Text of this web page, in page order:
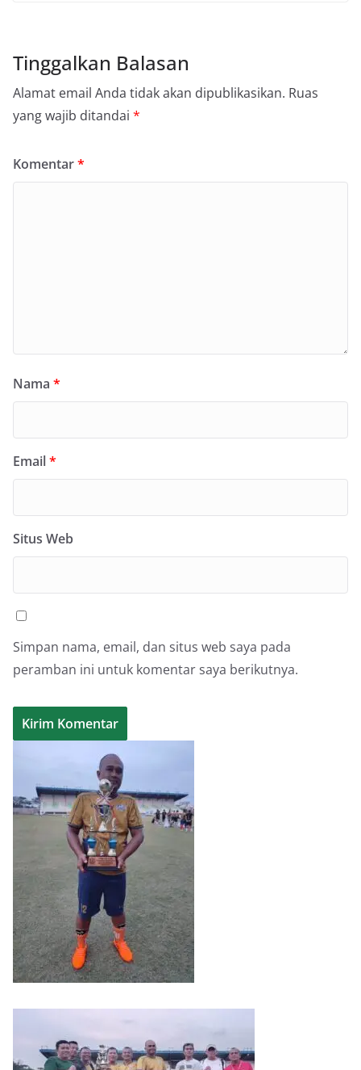
Tinggalkan Balasan
Alamat email Anda tidak akan dipublikasikan. Ruas
yang wajib ditandai *
Komentar*
Nama *
Email*
Situs Web
Simpan nama, email, dan situs web saya pada
peramban ini untuk komentar saya berikutnya.